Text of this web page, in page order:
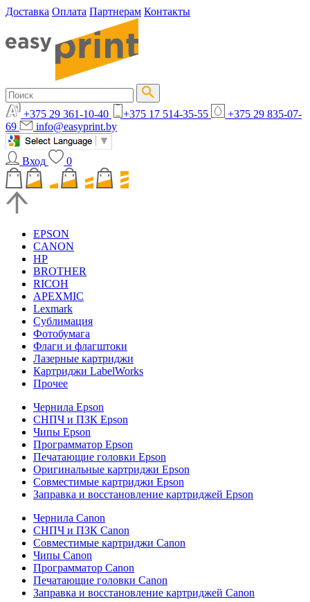
Доставка Оплата Партнерам Контакты
+375 29 361-10-40 +375 17 514-35-55
+375 29 835-07-
69
info@easyprint.by
Вход 0
EPSON
CANON
HP
BROTHER
RICOH
APEXMIC
Lexmark
Сублимация
Фотобумага
Флаги и флагштоки
Лазерные картриджи
Картриджи LabelWorks
Прочее
Чернила Epson
СНПЧ и ПЗК Epson
Чипы Epson
Программатор Epson
Печатающие головки Epson
Оригинальные картриджи Epson
Совместимые картриджи Epson
Заправка и восстановление картриджей Epson
Чернила Canon
СНПЧ и ПЗК Canon
Совместимые картриджи Canon
Чипы Canon
Программатор Canon
Печатающие головки Canon
Заправка и восстановление картриджей Canon